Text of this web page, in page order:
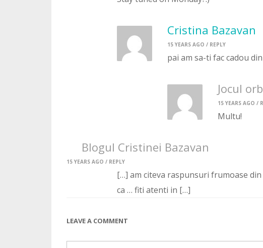
Cristina Bazavan
15 YEARS AGO / REPLY
pai am sa-ti fac cadou
Jocul orb
15 YEARS AGO /
Multu!
Blogul Cristinei Bazavan
15 YEARS AGO / REPLY
[…] am citeva raspunsuri frumoase
ca … fiti atenti in […]
LEAVE A COMMENT